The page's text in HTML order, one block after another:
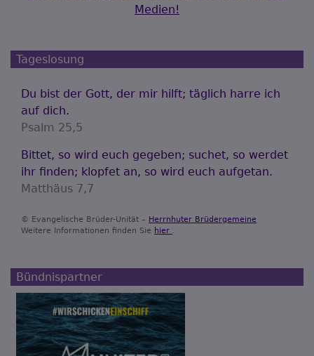
Medien!
Tageslosung
Du bist der Gott, der mir hilft; täglich harre ich
auf dich.
Psalm 25,5
Bittet, so wird euch gegeben; suchet, so werdet
ihr finden; klopfet an, so wird euch aufgetan.
Matthäus 7,7
© Evangelische Brüder-Unität – Herrnhuter Brüdergemeine
Weitere Informationen finden Sie hier .
Bündnispartner